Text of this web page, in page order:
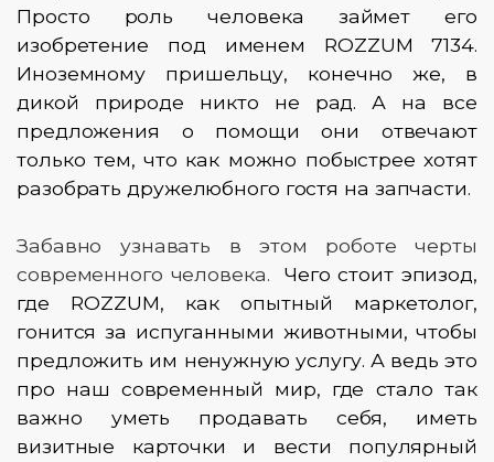
Просто роль человека займет его
изобретение под именем ROZZUM 7134.
Иноземному пришельцу, конечно же, в
дикой природе никто не рад. А на все
предложения о помощи они отвечают
только тем, что как можно побыстрее хотят
разобрать дружелюбного гостя на запчасти.
Забавно узнавать в этом роботе черты
современного человека.
Чего стоит эпизод,
где ROZZUM, как опытный маркетолог,
гонится за испуганными животными, чтобы
предложить им ненужную услугу. А ведь это
про наш современный мир, где стало так
важно уметь продавать себя, иметь
визитные карточки и вести популярный